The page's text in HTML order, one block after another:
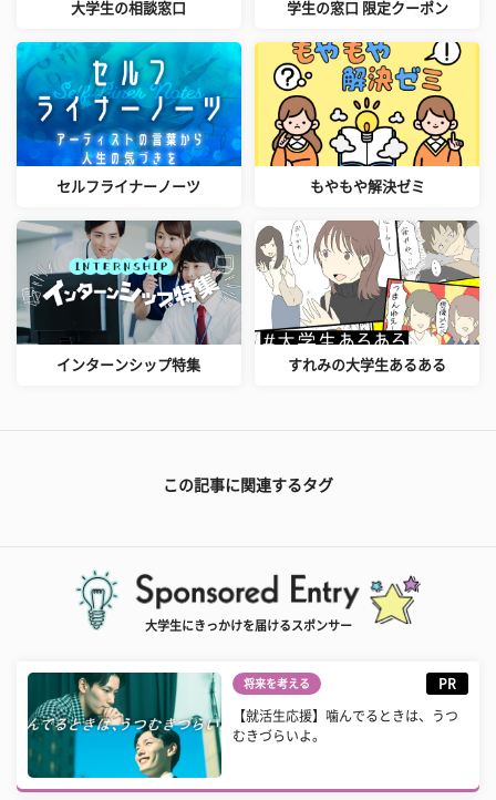
大学生の相談窓口 学生の窓口 限定クーポン
セルフライナーノーツ もやもや解決ゼミ
インターンシップ特集 すれみの大学生あるある
この記事に関連するタグ
大学生にきっかけを届けるスポンサー
将来を考える PR
【就活生応援】噛んでるときは、うつ
むきづらいよ。